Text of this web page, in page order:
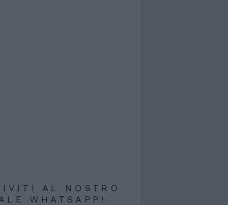
AL NOSTRO
WHATSAPP!